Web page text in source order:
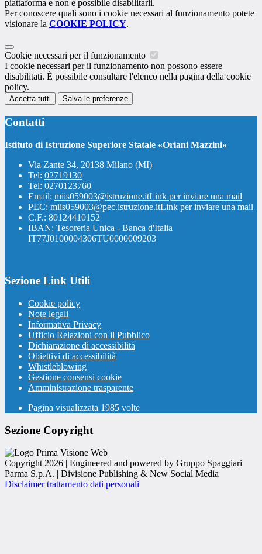
piattaforma e non è possibile disabilitarli.
Per conoscere quali sono i cookie necessari al funzionamento potete
visionare la COOKIE POLICY.
Cookie necessari per il funzionamento
I cookie necessari per il funzionamento non possono essere
disabilitati. È possibile consultare l'elenco nella pagina della cookie
policy.
Accetta tutti Salva le preferenze
Contatti
Istituto di Istruzione Superiore Statale «Oriani Mazzini»
Via Zante 34, 20138 Milano (MI)
Tel: 02719130
Tel: 0270123760
Email: miis059003@istruzione.itLink per inviare una mail
PEC: miis059003@pec.istruzione.itLink per inviare una mail
C.F.: 80124410152
IBAN: Tesoreria Unica - Banca d'Italia
IT77J0100004306TU0000009203
Sezione Link Utili
Cookie policy
Note legali
Informativa Privacy
Ufficio Relazioni con il Pubblico
Dichiarazione di accessibilità
Obiettivi di accessibilità
Whistleblowing
Gestione consensi cookie
Amministrazione trasparente
Pagina visualizzata 1985 volte
Sezione Copyright
Copyright 2026 | Engineered and powered by Gruppo Spaggiari
Parma S.p.A. | Divisione Publishing & New Social Media
Disclaimer trattamento dati personali